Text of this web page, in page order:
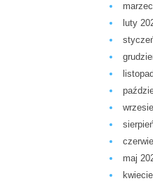
luty
maj